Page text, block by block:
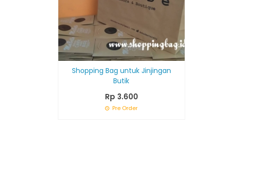
Shopping Bag untuk Jinjingan
Butik
Rp 3.600
Pre Order